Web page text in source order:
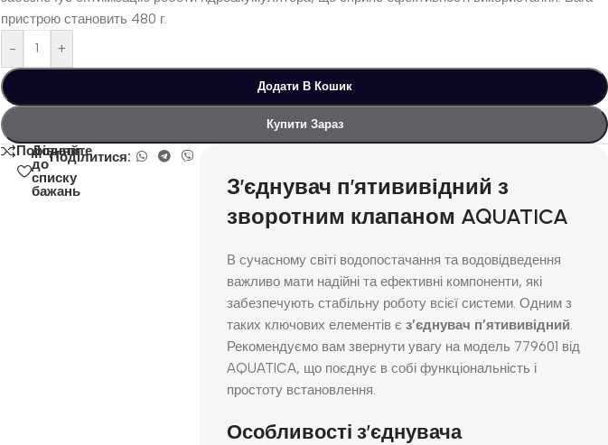
пристрою становить 480 г.
-
+
Додати В Кошик
Купити Зараз
Порівняйте
Додати
до
списку
бажань
Поділитися:
З’єднувач п’ятививідний з
зворотним клапаном AQUATICA
В сучасному світі водопостачання та водовідведення
важливо мати надійні та ефективні компоненти, які
забезпечують стабільну роботу всієї системи. Одним з
таких ключових елементів є з’єднувач п’ятививідний.
Рекомендуємо вам звернути увагу на модель 779601 від
AQUATICA, що поєднує в собі функціональність і
простоту встановлення.
Особливості з’єднувача